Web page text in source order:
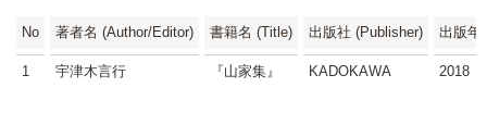
No 著者名 (Author/Editor) 書籍名 (Title) 出版社 (Publisher) 出版年
1 宇津木言行 『山家集』 KADOKAWA 2018